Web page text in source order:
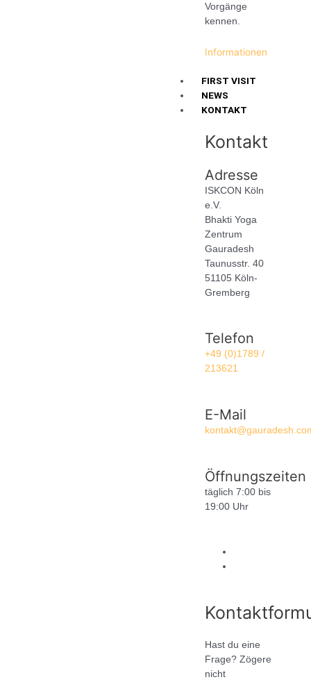
Vorgänge
kennen.
Informationen
FIRST VISIT
NEWS
KONTAKT
Kontakt
Adresse
ISKCON Köln
e.V.
Bhakti Yoga
Zentrum
Gauradesh
Taunusstr. 40
51105 Köln-
Gremberg
Telefon
+49 (0)1789 /
213621
E-Mail
Öffnungszeiten
täglich 7:00 bis
19:00 Uhr
Hast du eine
Frage? Zögere
nicht